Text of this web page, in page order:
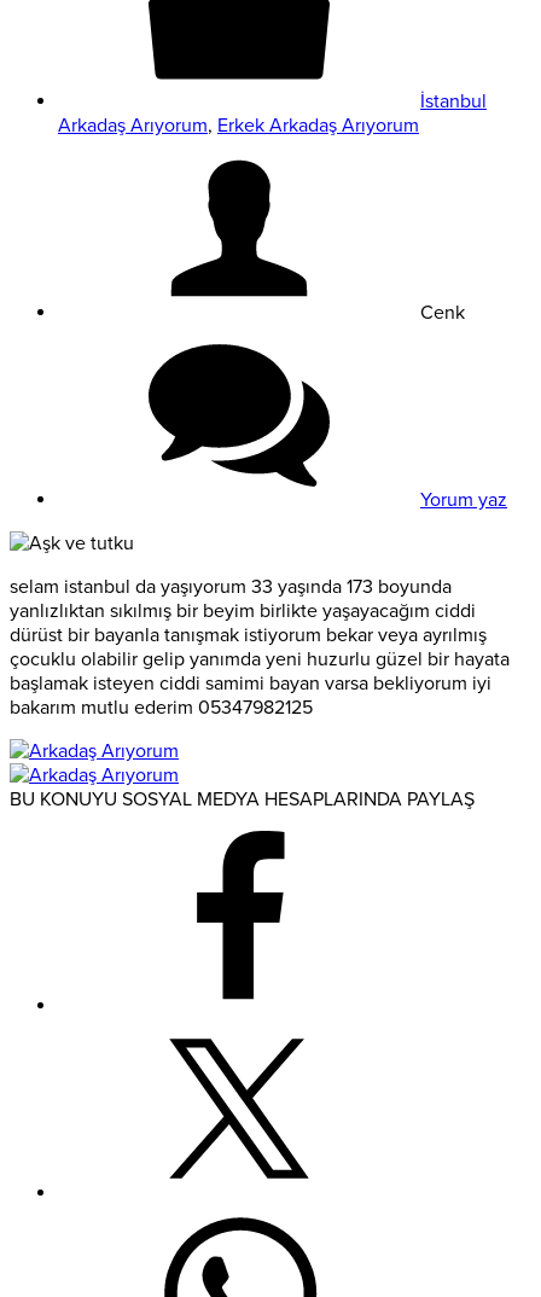
İstanbul
Arkadaş Arıyorum, Erkek Arkadaş Arıyorum
Cenk
Yorum yaz
selam istanbul da yaşıyorum 33 yaşında 173 boyunda
yanlızlıktan sıkılmış bir beyim birlikte yaşayacağım ciddi
dürüst bir bayanla tanışmak istiyorum bekar veya ayrılmış
çocuklu olabilir gelip yanımda yeni huzurlu güzel bir hayata
başlamak isteyen ciddi samimi bayan varsa bekliyorum iyi
bakarım mutlu ederim 05347982125
BU KONUYU SOSYAL MEDYA HESAPLARINDA PAYLAŞ